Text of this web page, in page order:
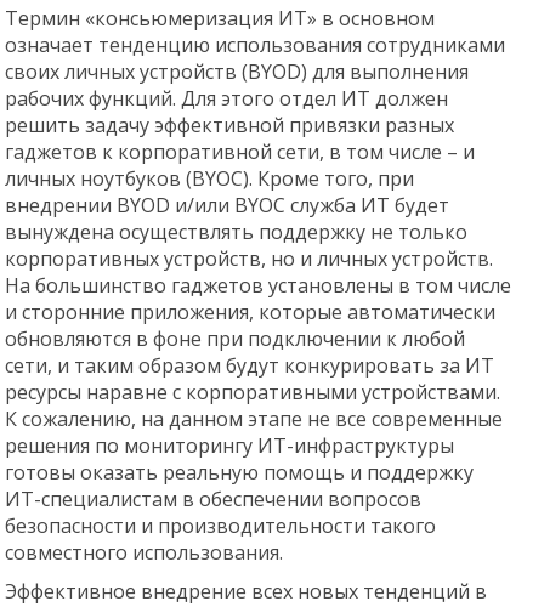
Термин «консьюмеризация ИТ» в основном
означает тенденцию использования сотрудниками
своих личных устройств (BYOD) для выполнения
рабочих функций. Для этого отдел ИТ должен
решить задачу эффективной привязки разных
гаджетов к корпоративной сети, в том числе – и
личных ноутбуков (BYOC). Кроме того, при
внедрении BYOD и/или BYOC служба ИТ будет
вынуждена осуществлять поддержку не только
корпоративных устройств, но и личных устройств.
На большинство гаджетов установлены в том числе
и сторонние приложения, которые автоматически
обновляются в фоне при подключении к любой
сети, и таким образом будут конкурировать за ИТ
ресурсы наравне с корпоративными устройствами.
К сожалению, на данном этапе не все современные
решения по мониторингу ИТ-инфраструктуры
готовы оказать реальную помощь и поддержку
ИТ-специалистам в обеспечении вопросов
безопасности и производительности такого
совместного использования.
Эффективное внедрение всех новых тенденций в